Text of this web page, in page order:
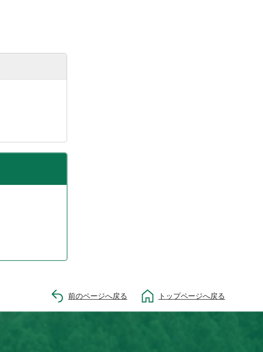
前のページへ戻る トップページへ戻る